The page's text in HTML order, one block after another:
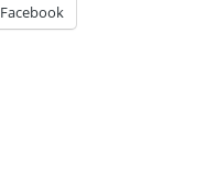
Facebook